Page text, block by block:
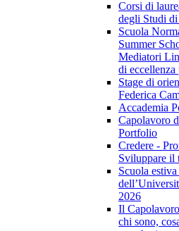
Corsi di
degli Studi
Scuola
Summer
Mediatori
di
Stage di
Federica
Accademia
Capolavoro
Portfolio
Credere -
Sviluppare il
Scuola
2026
Il
chi sono,